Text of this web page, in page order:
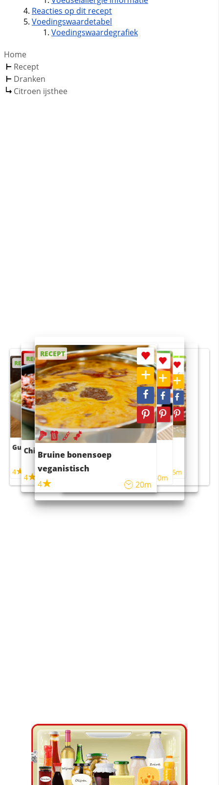
Reacties op dit recept
Voedingswaardetabel
Voedingswaardegrafiek
Home
Recept
Dranken
Citroen ijsthee
RECEPT
Guacamole
4
RECEPT
Chili con carne
4 45m
RECEPT
Bruine bonensoep
veganistisch
4
20m
RECEPT
Sushi rijstsalade
maaltijdsalade
40m
RECEPT
4 55m